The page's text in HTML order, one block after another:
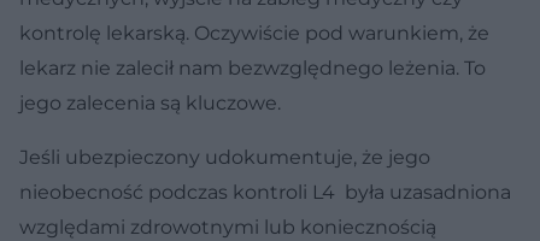
kontrolę lekarską. Oczywiście pod warunkiem, że
lekarz nie zalecił nam bezwzględnego leżenia. To
jego zalecenia są kluczowe.
Jeśli ubezpieczony udokumentuje, że jego
nieobecność podczas kontroli L4 była uzasadniona
względami zdrowotnymi lub koniecznością